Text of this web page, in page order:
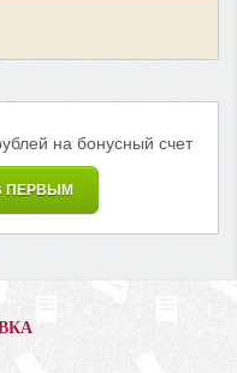
на бонусный счет
ПЕРВЫМ